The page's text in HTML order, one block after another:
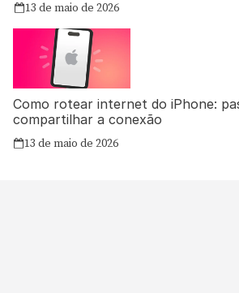
13 de maio de 2026
Como rotear internet do iPhone:
compartilhar a conexão
13 de maio de 2026